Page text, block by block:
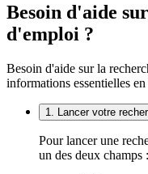
Besoin d'aide
d'emploi ?
Besoin d'aide sur la
informations essentielles
1. Lancer votre
Pour lancer une
un des deux champs :